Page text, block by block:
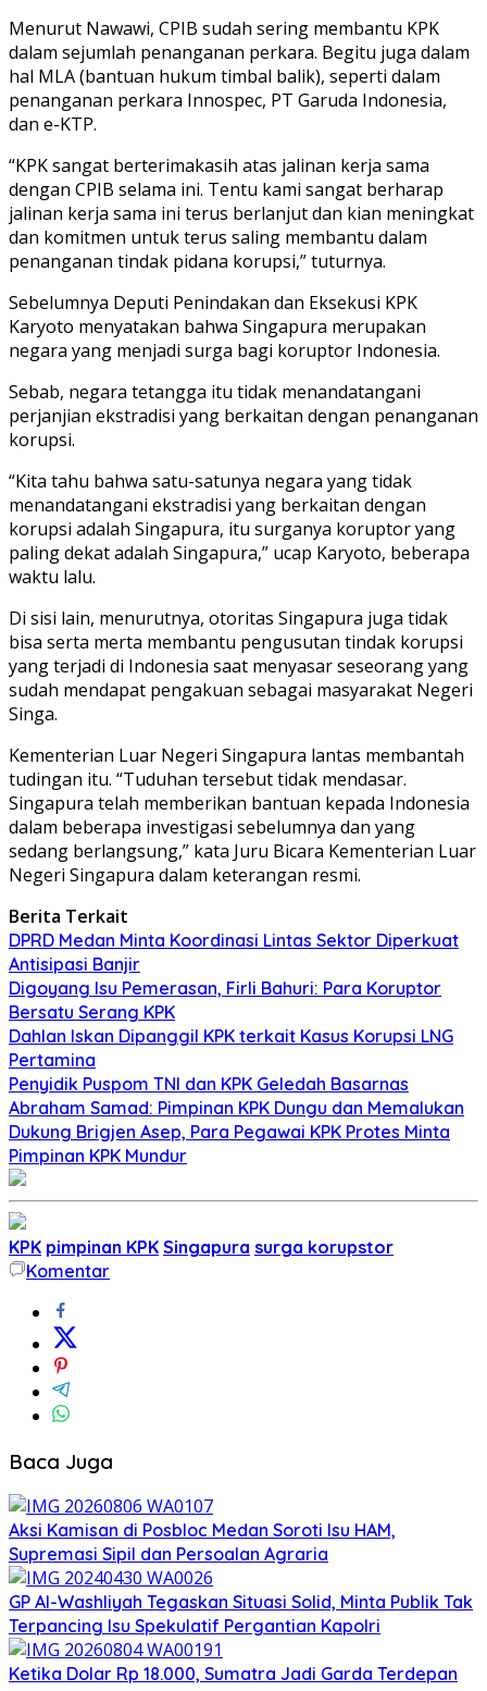
Menurut Nawawi, CPIB sudah sering membantu KPK
dalam sejumlah penanganan perkara. Begitu juga dalam
hal MLA (bantuan hukum timbal balik), seperti dalam
penanganan perkara Innospec, PT Garuda Indonesia,
dan e-KTP.
“KPK sangat berterimakasih atas jalinan kerja sama
dengan CPIB selama ini. Tentu kami sangat berharap
jalinan kerja sama ini terus berlanjut dan kian meningkat
dan komitmen untuk terus saling membantu dalam
penanganan tindak pidana korupsi,” tuturnya.
Sebelumnya Deputi Penindakan dan Eksekusi KPK
Karyoto menyatakan bahwa Singapura merupakan
negara yang menjadi surga bagi koruptor Indonesia.
Sebab, negara tetangga itu tidak menandatangani
perjanjian ekstradisi yang berkaitan dengan penanganan
korupsi.
“Kita tahu bahwa satu-satunya negara yang tidak
menandatangani ekstradisi yang berkaitan dengan
korupsi adalah Singapura, itu surganya koruptor yang
paling dekat adalah Singapura,” ucap Karyoto, beberapa
waktu lalu.
Di sisi lain, menurutnya, otoritas Singapura juga tidak
bisa serta merta membantu pengusutan tindak korupsi
yang terjadi di Indonesia saat menyasar seseorang yang
sudah mendapat pengakuan sebagai masyarakat Negeri
Singa.
Kementerian Luar Negeri Singapura lantas membantah
tudingan itu. “Tuduhan tersebut tidak mendasar.
Singapura telah memberikan bantuan kepada Indonesia
dalam beberapa investigasi sebelumnya dan yang
sedang berlangsung,” kata Juru Bicara Kementerian Luar
Negeri Singapura dalam keterangan resmi.
Berita Terkait
DPRD Medan Minta Koordinasi Lintas Sektor Diperkuat
Antisipasi Banjir
Digoyang Isu Pemerasan, Firli Bahuri: Para Koruptor
Bersatu Serang KPK
Dahlan Iskan Dipanggil KPK terkait Kasus Korupsi LNG
Pertamina
Penyidik Puspom TNI dan KPK Geledah Basarnas
Abraham Samad: Pimpinan KPK Dungu dan Memalukan
Dukung Brigjen Asep, Para Pegawai KPK Protes Minta
Pimpinan KPK Mundur
KPK pimpinan KPK Singapura surga korupstor
Komentar
Baca Juga
Aksi Kamisan di Posbloc Medan Soroti Isu HAM,
Supremasi Sipil dan Persoalan Agraria
GP Al-Washliyah Tegaskan Situasi Solid, Minta Publik Tak
Terpancing Isu Spekulatif Pergantian Kapolri
Ketika Dolar Rp 18.000, Sumatra Jadi Garda Terdepan